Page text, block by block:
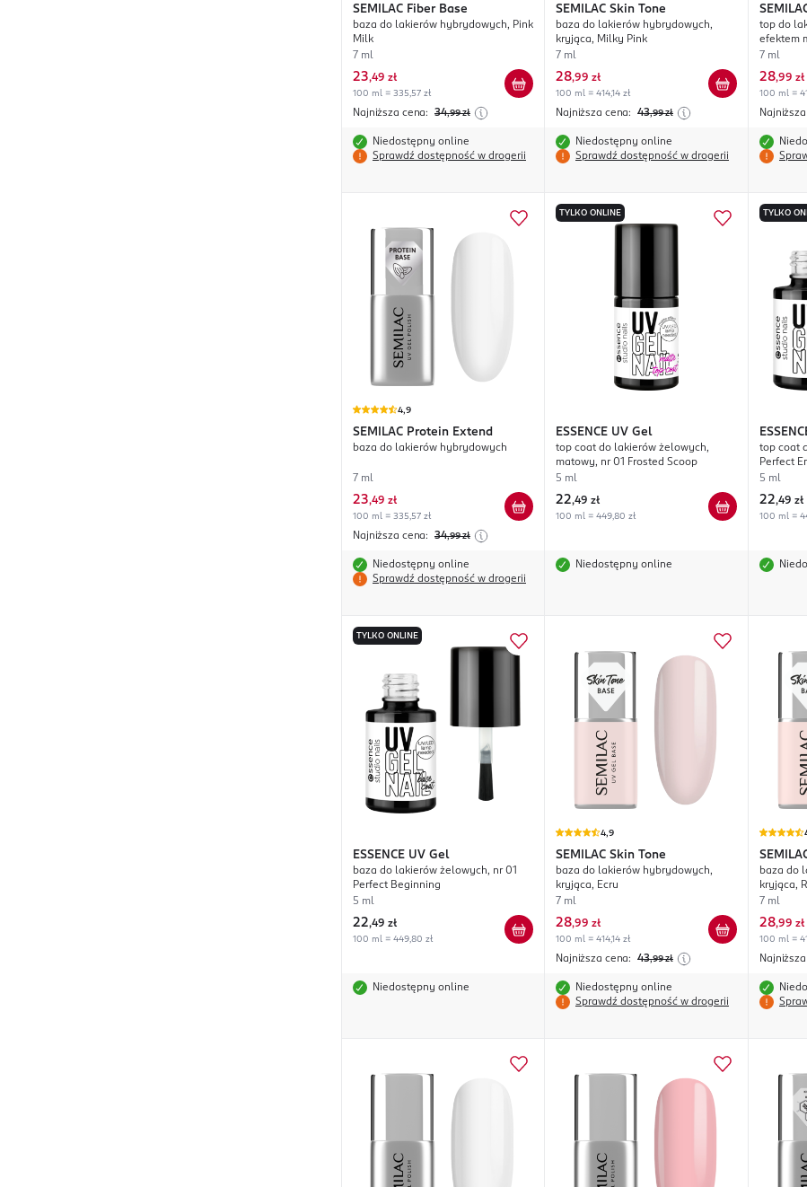
SEMILAC Fiber Base
baza do lakierów hybrydowych, Pink
Milk
7 ml
23,49 zł
100 ml = 335,57 zł
Najniższa cena: 34,99 zł
Niedostępny online
Sprawdź dostępność w drogerii
SEMILAC Skin Tone
baza do lakierów hybrydowych,
kryjąca, Milky Pink
7 ml
28,99 zł
100 ml = 414,14 zł
Najniższa cena: 43,99 zł
Niedostępny online
Sprawdź dostępność w drogerii
top do
efektem
7 ml
28,99 zł
100 ml =
4,9
SEMILAC Protein Extend
baza do lakierów hybrydowych
7 ml
23,49 zł
100 ml = 335,57 zł
Najniższa cena: 34,99 zł
Niedostępny online
Sprawdź dostępność w drogerii
TYLKO ONLINE
ESSENCE UV Gel
top coat do lakierów żelowych,
matowy, nr 01 Frosted Scoop
5 ml
22,49 zł
100 ml = 449,80 zł
Niedostępny online
TYLKO
top coat
Perfect
5 ml
22,49 zł
100 ml =
TYLKO ONLINE
ESSENCE UV Gel
baza do lakierów żelowych, nr 01
Perfect Beginning
5 ml
22,49 zł
100 ml = 449,80 zł
Niedostępny online
4,9
SEMILAC Skin Tone
baza do lakierów hybrydowych,
kryjąca, Ecru
7 ml
28,99 zł
100 ml = 414,14 zł
Najniższa cena: 43,99 zł
Niedostępny online
Sprawdź dostępność w drogerii
baza do
kryjąca,
7 ml
28,99 zł
100 ml =